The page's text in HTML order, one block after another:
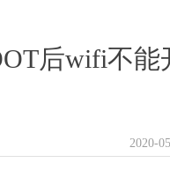
后wifi不
2020-